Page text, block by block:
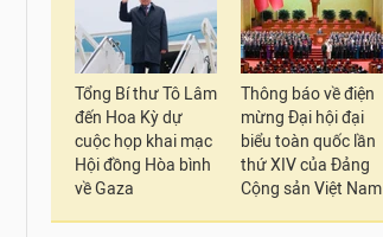
Tổng Bí thư Tô Lâm
đến Hoa Kỳ dự
cuộc họp khai mạc
Hội đồng Hòa bình
về Gaza
Thông báo về điện
mừng Đại hội đại
biểu toàn quốc lần
thứ XIV của Đảng
Cộng sản Việt Nam